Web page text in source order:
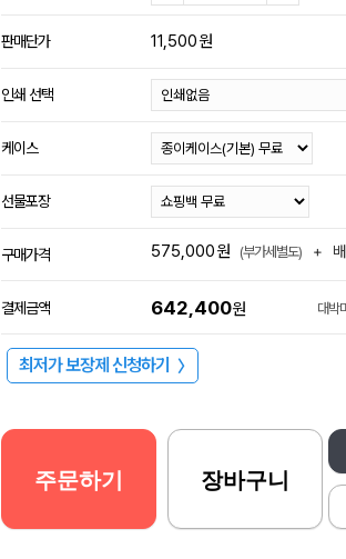
판매단가 11,500원
인쇄 선택
케이스
선물포장
구매가격 575,000원 (부가세별도) +
결제금액 642,400원 대박
최저가 보장제 신청하기 〉
주문하기 장바구니